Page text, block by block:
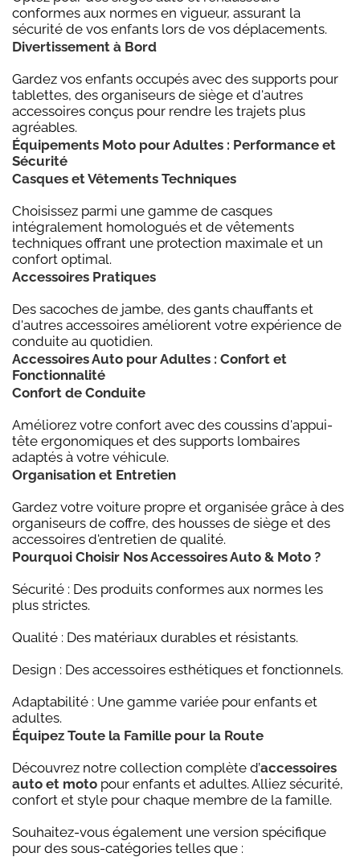
conformes aux normes en vigueur, assurant la
sécurité de vos enfants lors de vos déplacements.
Divertissement à Bord
Gardez vos enfants occupés avec des supports pour
tablettes, des organiseurs de siège et d'autres
accessoires conçus pour rendre les trajets plus
agréables.
Équipements Moto pour Adultes : Performance et
Sécurité
Casques et Vêtements Techniques
Choisissez parmi une gamme de casques
intégralement homologués et de vêtements
techniques offrant une protection maximale et un
confort optimal.
Accessoires Pratiques
Des sacoches de jambe, des gants chauffants et
d'autres accessoires améliorent votre expérience de
conduite au quotidien.
Accessoires Auto pour Adultes : Confort et
Fonctionnalité
Confort de Conduite
Améliorez votre confort avec des coussins d'appui-
tête ergonomiques et des supports lombaires
adaptés à votre véhicule.
Organisation et Entretien
Gardez votre voiture propre et organisée grâce à des
organiseurs de coffre, des housses de siège et des
accessoires d'entretien de qualité.
Pourquoi Choisir Nos Accessoires Auto & Moto ?
Sécurité : Des produits conformes aux normes les
plus strictes.
Qualité : Des matériaux durables et résistants.
Design : Des accessoires esthétiques et fonctionnels.
Adaptabilité : Une gamme variée pour enfants et
adultes.
Équipez Toute la Famille pour la Route
Découvrez notre collection complète d’accessoires
auto et moto pour enfants et adultes. Alliez sécurité,
confort et style pour chaque membre de la famille.
Souhaitez-vous également une version spécifique
pour des sous-catégories telles que :